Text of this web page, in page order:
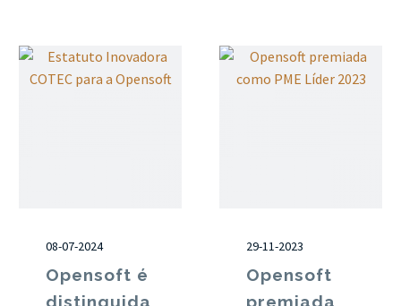
08-07-2024
Opensoft é
distinguida
29-11-2023
Opensoft
premiada